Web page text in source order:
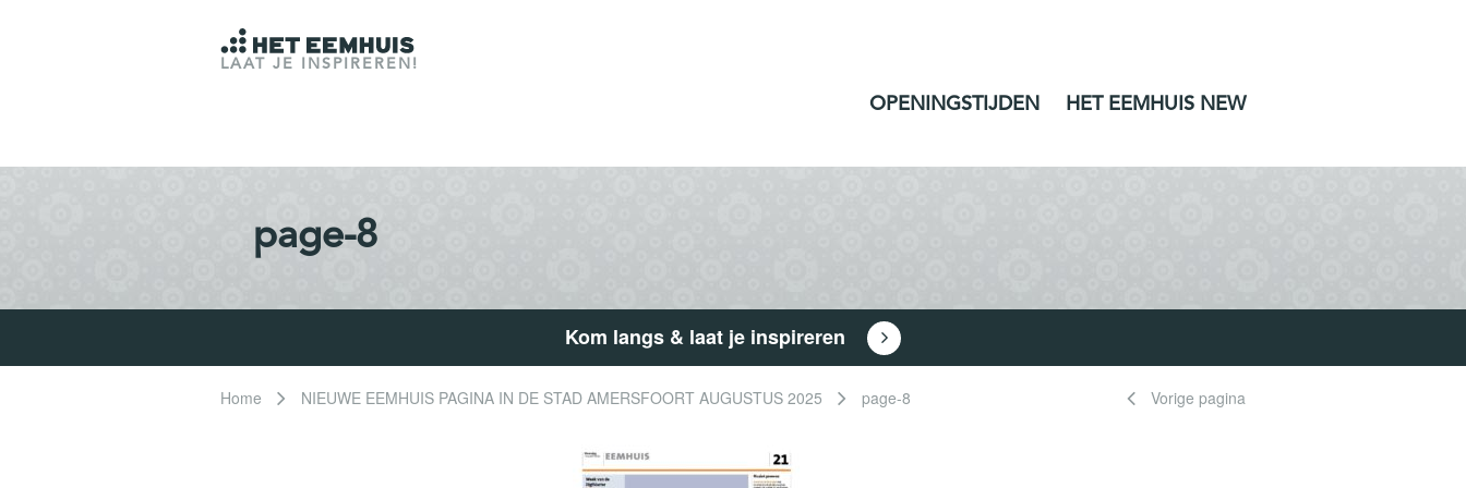
LAAT JE INSPIREREN!
OPENINGSTIJDEN HET EEMHUIS NEW
page-8
Kom langs & laat je inspireren
Home NIEUWE EEMHUIS PAGINA IN DE STAD AMERSFOORT AUGUSTUS 2025 page-8 Vorige pagina